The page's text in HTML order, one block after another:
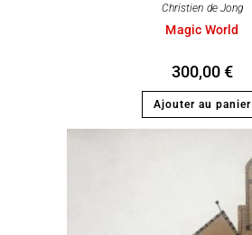
Christien de Jong
Magic World
300,00€
Ajouter au panier